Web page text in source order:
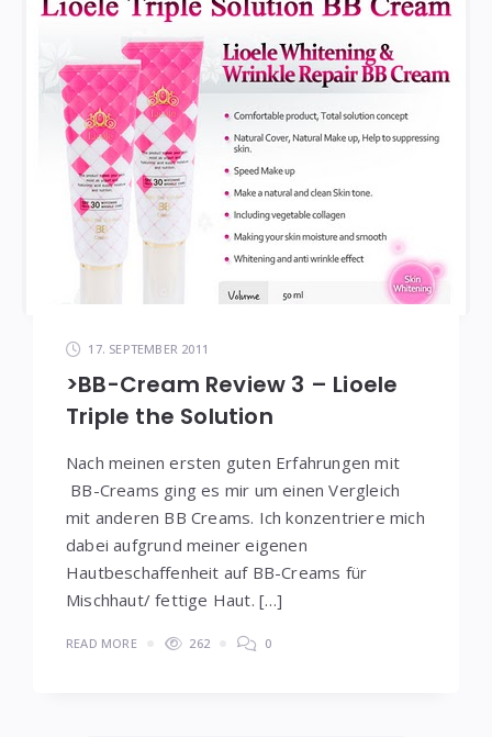
17. SEPTEMBER 2011
>BB-Cream Review 3 – Lioele
Triple the Solution
Nach meinen ersten guten Erfahrungen mit
BB-Creams ging es mir um einen Vergleich
mit anderen BB Creams. Ich konzentriere mich
dabei aufgrund meiner eigenen
Hautbeschaffenheit auf BB-Creams für
Mischhaut/ fettige Haut. […]
READ MORE 262 0